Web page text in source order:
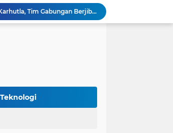
Dinilai Beratkan Media Startup, SMSI Riau Minta Permenkum Nomor 49 Tahun 2025 Dikaji Ulang
Polres Pelalawan Bongkar Kasus Ilegal Logging, Dua Truk Bermuatan 12 Kubik Kayu Diamankan
Petani di Langgam Diserang Beruang Saat Menderes Karet, BBKSDA Riau Bergerak ke Lokasi
Teknologi